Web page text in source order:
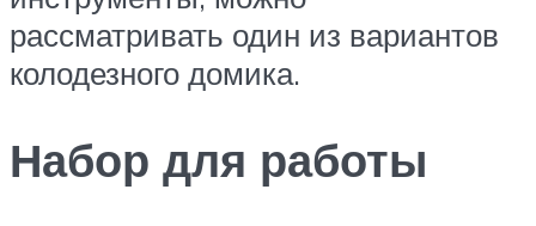
рассматривать один из вариантов
колодезного домика.
Набор для работы